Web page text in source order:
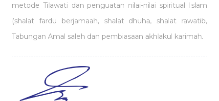
metode Tilawati dan penguatan nilai-nilai spiritual Islam
(shalat fardu berjamaah, shalat dhuha, shalat rawatib,
Tabungan Amal saleh dan pembiasaan akhlakul karimah.